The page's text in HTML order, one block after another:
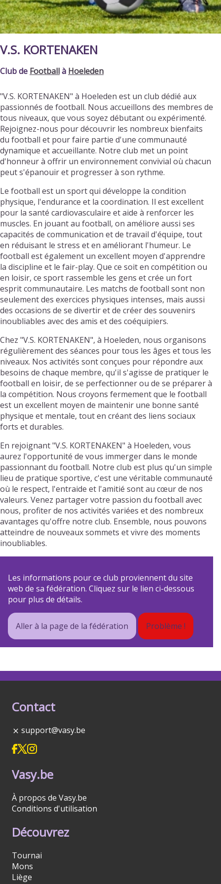
V.S. KORTENAKEN
Club de Footballà Hoeleden
"V.S. KORTENAKEN" à Hoeleden est un club dédié aux
passionnés de football. Nous accueillons des membres de
tous niveaux, que vous soyez débutant ou expérimenté.
Rejoignez-nous pour découvrir les nombreux bienfaits
du football et pour faire partie d'une communauté
dynamique et accueillante. Notre club met un point
d'honneur à offrir un environnement convivial où chacun
peut s'épanouir et progresser à son rythme.
Le football est un sport qui développe la condition
physique, l'endurance et la coordination. Il est excellent
pour la santé cardiovasculaire et aide à renforcer les
muscles. En jouant au football, on améliore aussi ses
capacités de communication et de travail d'équipe, tout
en réduisant le stress et en améliorant l'humeur. Le
football est également un excellent moyen d'apprendre
la discipline et le fair-play. Que ce soit en compétition ou
en loisir, ce sport rassemble les gens et crée un fort
esprit communautaire. Les matchs de football sont non
seulement des exercices physiques intenses, mais aussi
des occasions de se divertir et de créer des souvenirs
inoubliables avec des amis et des coéquipiers.
Chez "V.S. KORTENAKEN", à Hoeleden, nous organisons
régulièrement des séances pour tous les âges et tous les
niveaux. Nos activités sont conçues pour répondre aux
besoins de chaque membre, qu'il s'agisse de pratiquer le
football en loisir, de se perfectionner ou de se préparer à
la compétition. Nous croyons fermement que le football
est un excellent moyen de maintenir une bonne santé
physique et mentale, tout en créant des liens sociaux
forts et durables.
En rejoignant "V.S. KORTENAKEN" à Hoeleden, vous
aurez l'opportunité de vous immerger dans le monde
passionnant du football. Notre club est plus qu'un simple
lieu de pratique sportive, c'est une véritable communauté
où le respect, l'entraide et l'amitié sont au cœur de nos
valeurs. Venez partager votre passion du football avec
nous, profiter de nos activités variées et des nombreux
avantages qu'offre notre club. Ensemble, nous pouvons
atteindre de nouveaux sommets et vivre des moments
inoubliables.
Les informations pour ce club proviennent du site
web de sa fédération. Cliquez sur le lien ci-dessous
pour plus de détails.
Aller à la page de la fédération Problème !
Contact
support@vasy.be
Vasy.be
À propos de Vasy.be
Conditions d'utilisation
Découvrez
Tournai
Mons
Liège